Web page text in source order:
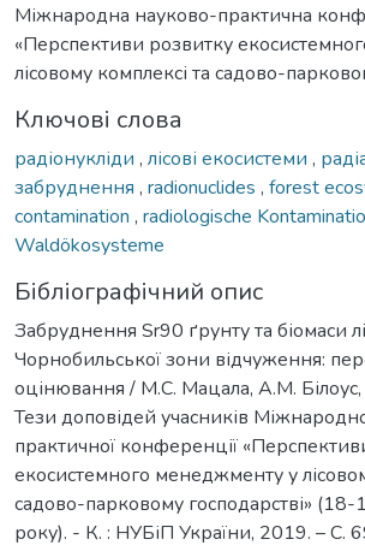
Міжнародна науково-практична
«Перспективи розвитку
лісовому комплексі та садово-
Ключові слова
радіонукліди , лісові екосистеми ,
забруднення , radionuclides , forest
contamination , radiologische
Waldökosysteme
Бібліографічний опис
Забруднення Sr90 ґрунту та біомаси
Чорнобильської зони відчуження:
оцінювання / М.С. Мацала, А.М.
Тези доповідей учасників
практичної конференції
екосистемного менеджменту у
садово-парковому господарстві» (18-
року). - К. : НУБіП України, 2019. – С.